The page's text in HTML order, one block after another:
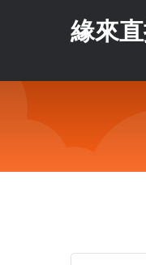
緣來